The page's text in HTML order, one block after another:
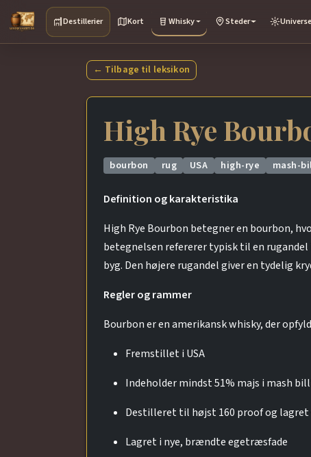
Destillerier Kort Whisky Steder
← Tilbage til leksikon
High Rye
bourbon rug USA high-rye mash-
Definition og karakteristika
High Rye Bourbon betegner en bourbon,
betegnelsen refererer typisk til en
byg. Den højere rugandel giver en tydelig
Regler og rammer
Bourbon er en amerikansk whisky, der
Fremstillet i USA
Indeholder mindst 51% majs i mash
Destilleret til højst 160 proof og
Lagret i nye, brændte egetræsfade